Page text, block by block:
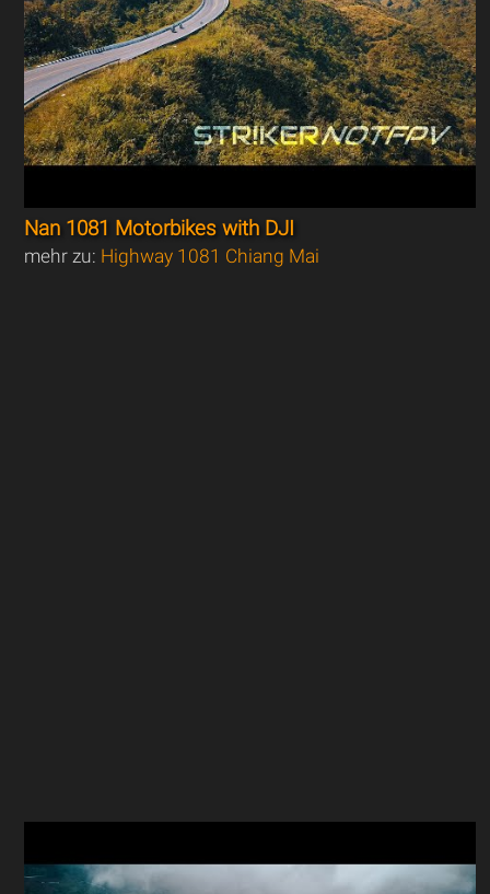
Nan 1081 Motorbikes with DJI
mehr zu: Highway 1081 Chiang Mai